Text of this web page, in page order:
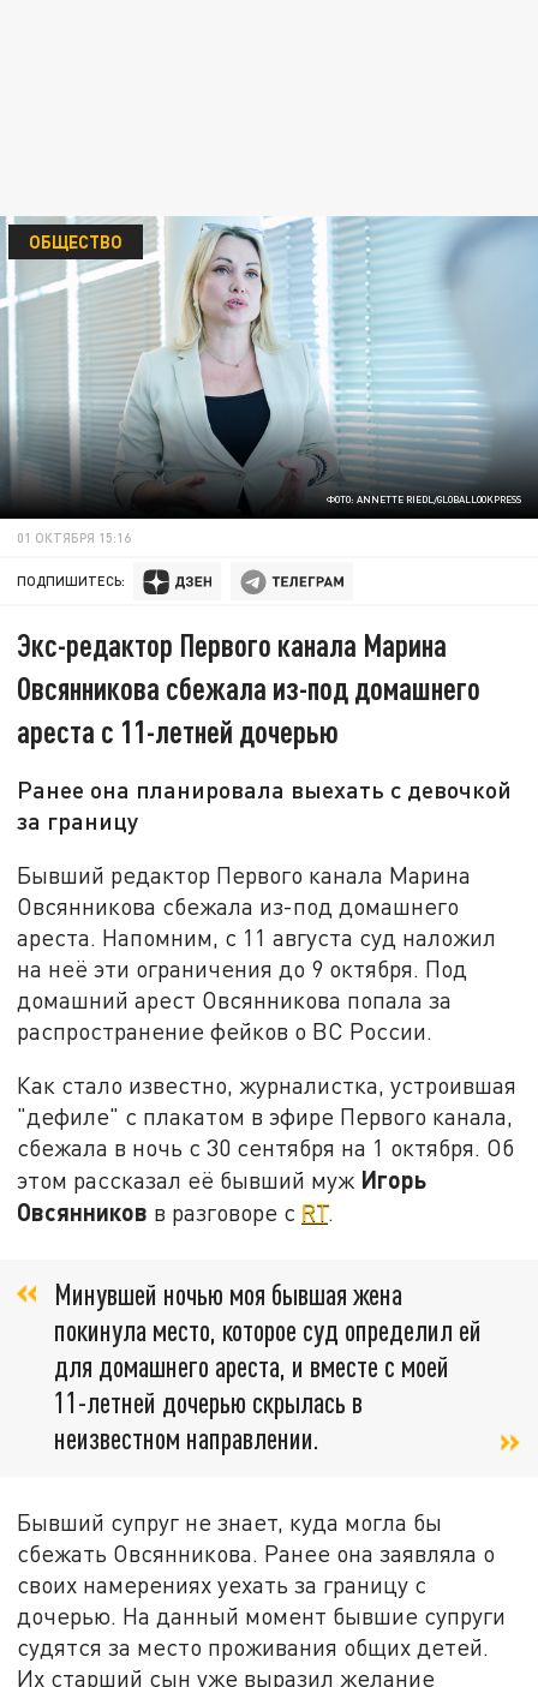
ФОТО: ANNETTE RIEDL/GLOBALLOOKPRESS
ОБЩЕСТВО
01 ОКТЯБРЯ 15:16
ПОДПИШИТЕСЬ:
Экс-редактор Первого канала Марина
Овсянникова сбежала из-под домашнего
ареста с 11-летней дочерью
Ранее она планировала выехать с девочкой
за границу
Бывший редактор Первого канала Марина
Овсянникова сбежала из-под домашнего
ареста. Напомним, с 11 августа суд наложил
на неё эти ограничения до 9 октября. Под
домашний арест Овсянникова попала за
распространение фейков о ВС России.
Как стало известно, журналистка, устроившая
"дефиле" с плакатом в эфире Первого канала,
сбежала в ночь с 30 сентября на 1 октября. Об
этом рассказал её бывший муж Игорь
Овсянников в разговоре с RT.
Минувшей ночью моя бывшая жена
покинула место, которое суд определил ей
для домашнего ареста, и вместе с моей
11-летней дочерью скрылась в
неизвестном направлении.
Бывший супруг не знает, куда могла бы
сбежать Овсянникова. Ранее она заявляла о
своих намерениях уехать за границу с
дочерью. На данный момент бывшие супруги
судятся за место проживания общих детей.
Их старший сын уже выразил желание